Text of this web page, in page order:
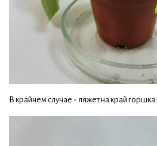
В крайнем случае - ляжет на край горшка: